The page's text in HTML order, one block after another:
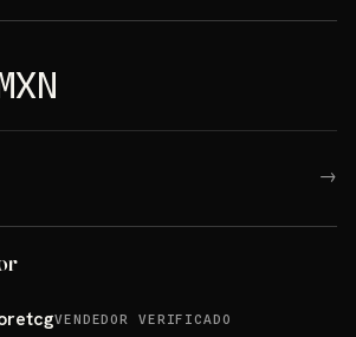
→
VENDEDOR VERIFICADO